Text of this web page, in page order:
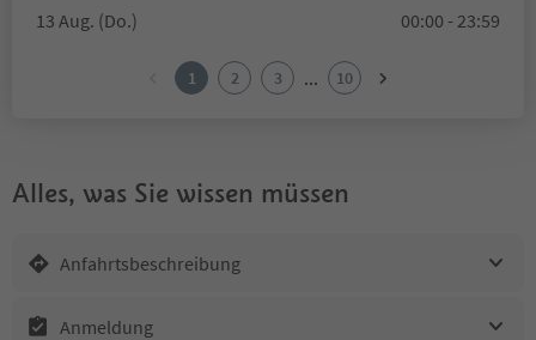
13 Aug. (Do.)
00:00 - 23:59
1 2 3 ... 10
Alles, was Sie wissen müssen
Anfahrtsbeschreibung
Anmeldung